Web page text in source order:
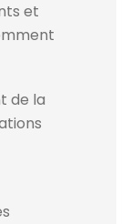
et
de la